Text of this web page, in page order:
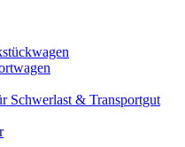
Schwerlast & Transportgut